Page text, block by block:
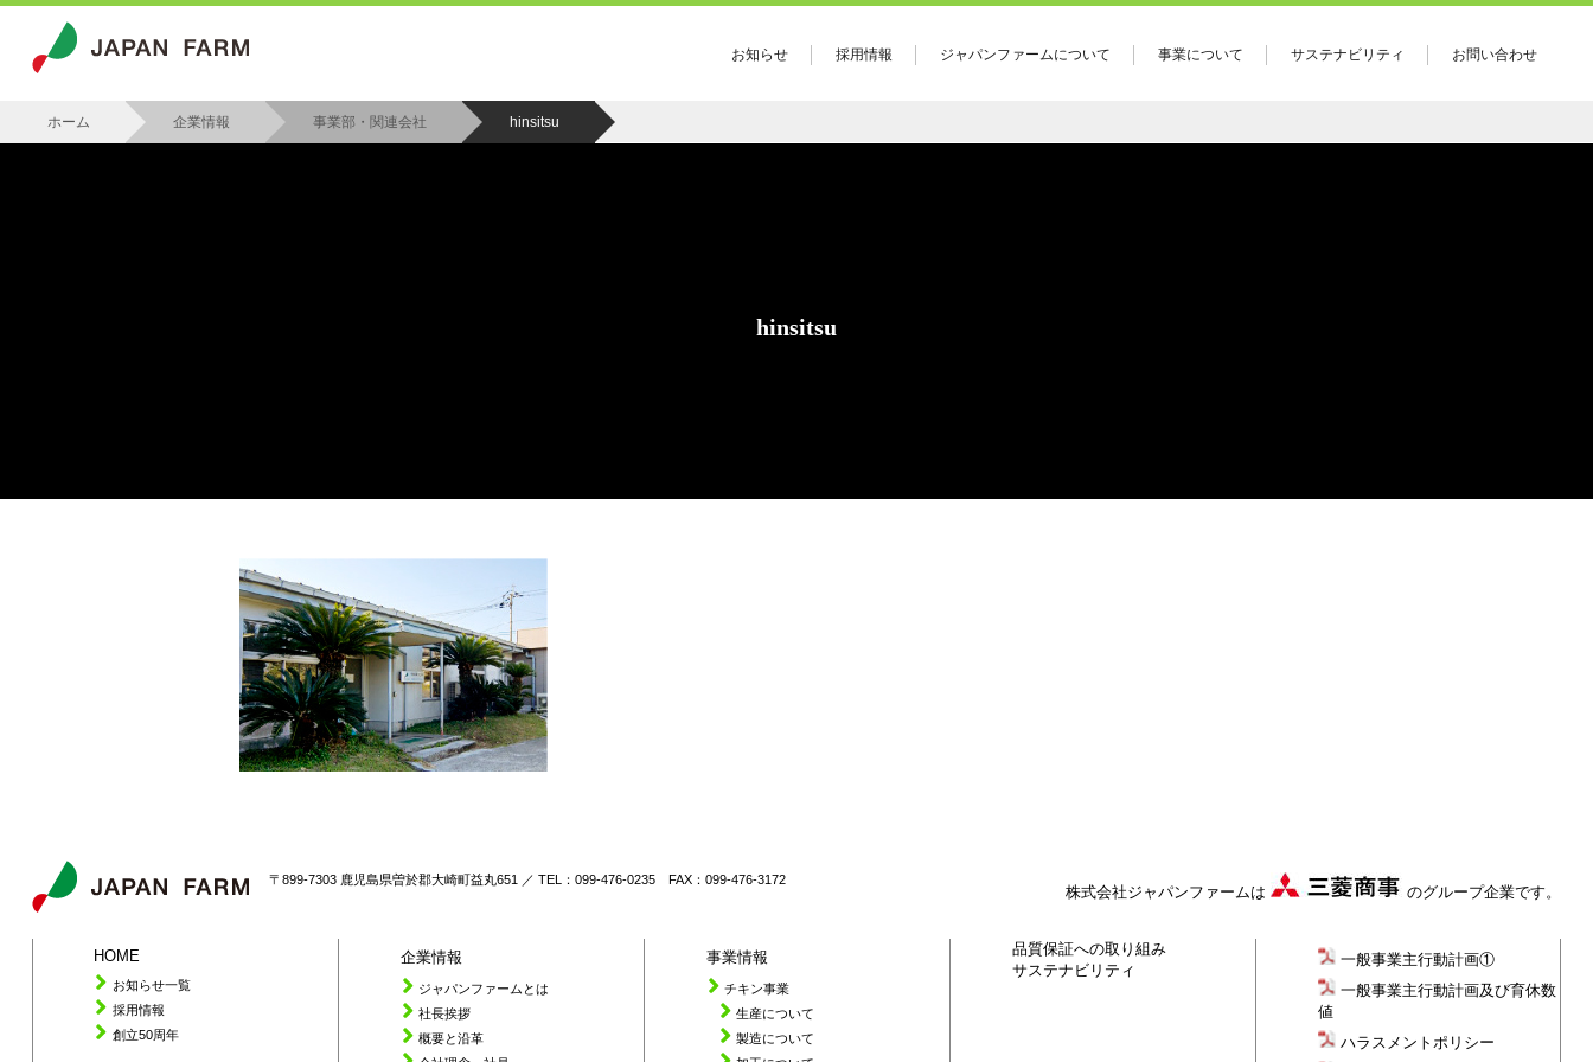
お知らせ 採用情報 ジャパンファームについて
社長挨拶
事業について
生産について
サステナビリティ お問い合わせ
ホーム 企業情報 事業部・関連会社 hinsitsu
hinsitsu
〒899-7303 鹿児島県曽於郡大崎町益丸651 ／ TEL：099-476-0235 FAX：099-476-3172
株式会社ジャパンファームは のグループ企業です。
HOME
お知らせ一覧
採用情報
創立50周年
企業情報
ジャパンファームとは
社長挨拶
概要と沿革
事業情報
チキン事業
生産について
製造について
品質保証への取り組み
サステナビリティ
一般事業主行動計画①
一般事業主行動計画及び育休数
値
ハラスメントポリシー